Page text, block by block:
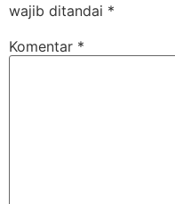
wajib ditandai *
Komentar *